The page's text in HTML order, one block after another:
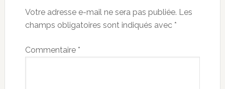
Votre adresse e-mail ne sera pas publiée. Les
champs obligatoires sont indiqués avec *
Commentaire *